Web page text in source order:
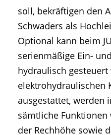
soll, bekräftigen den
Schwaders als
Optional kann beim
serienmäßige Ein-
hydraulisch
elektrohydraulischen
ausgestattet, werden
sämtliche
der Rechhöhe sowie